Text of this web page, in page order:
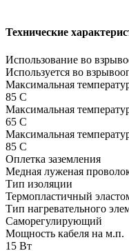
Технические
Использование во
Используется во
Максимальная
85 С
Максимальная
65 С
Максимальная
85 С
Оплетка заземления
Медная луженая
Тип изоляции
Термопластичный
Тип нагревательного
Саморегулирующий
Мощность кабеля на м.п.
15 Вт